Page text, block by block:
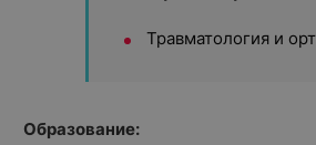
Травматология и
Образование: